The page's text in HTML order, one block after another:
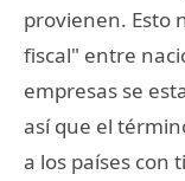
provienen. Esto
fiscal" entre
empresas se
así que el
a los países con